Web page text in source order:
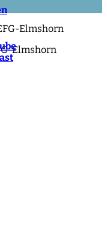
Elmshorn
Elmshorn